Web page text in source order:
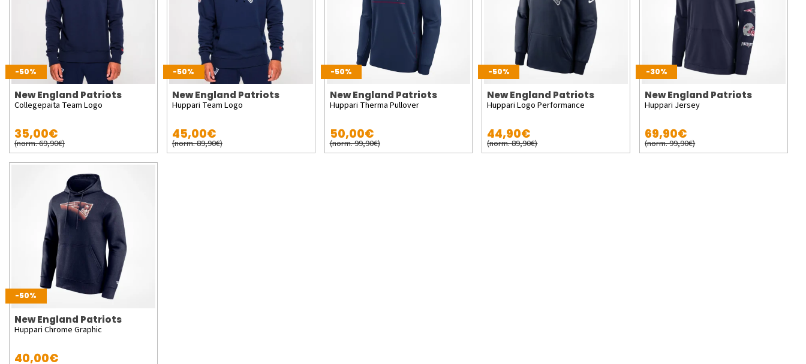
-50%
New England Patriots
Collegepaita Team Logo
35,00€
(norm. 69,90€)
-50%
New England Patriots
Huppari Team Logo
45,00€
(norm. 89,90€)
-50%
New England Patriots
Huppari Therma Pullover
50,00€
(norm. 99,90€)
-50%
New England Patriots
Huppari Logo Performance
44,90€
(norm. 89,90€)
-30%
New England Patriots
Huppari Jersey
69,90€
(norm. 99,90€)
-50%
New England Patriots
Huppari Chrome Graphic
40,00€